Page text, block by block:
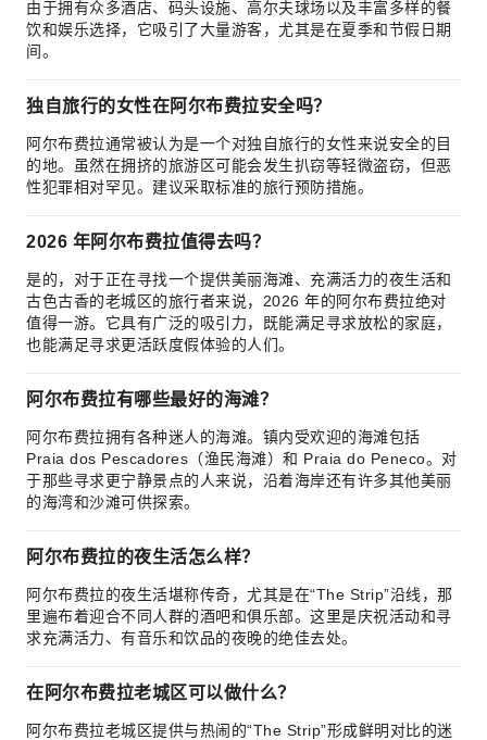
由于拥有众多酒店、码头设施、高尔夫球场以及丰富多样的餐
饮和娱乐选择，它吸引了大量游客，尤其是在夏季和节假日期
间。
独自旅行的女性在阿尔布费拉安全吗？
阿尔布费拉通常被认为是一个对独自旅行的女性来说安全的目
的地。虽然在拥挤的旅游区可能会发生扒窃等轻微盗窃，但恶
性犯罪相对罕见。建议采取标准的旅行预防措施。
2026 年阿尔布费拉值得去吗？
是的，对于正在寻找一个提供美丽海滩、充满活力的夜生活和
古色古香的老城区的旅行者来说，2026 年的阿尔布费拉绝对
值得一游。它具有广泛的吸引力，既能满足寻求放松的家庭，
也能满足寻求更活跃度假体验的人们。
阿尔布费拉有哪些最好的海滩？
阿尔布费拉拥有各种迷人的海滩。镇内受欢迎的海滩包括
Praia dos Pescadores（渔民海滩）和 Praia do Peneco。对
于那些寻求更宁静景点的人来说，沿着海岸还有许多其他美丽
的海湾和沙滩可供探索。
阿尔布费拉的夜生活怎么样？
阿尔布费拉的夜生活堪称传奇，尤其是在“The Strip”沿线，那
里遍布着迎合不同人群的酒吧和俱乐部。这里是庆祝活动和寻
求充满活力、有音乐和饮品的夜晚的绝佳去处。
在阿尔布费拉老城区可以做什么？
阿尔布费拉老城区提供与热闹的“The Strip”形成鲜明对比的迷